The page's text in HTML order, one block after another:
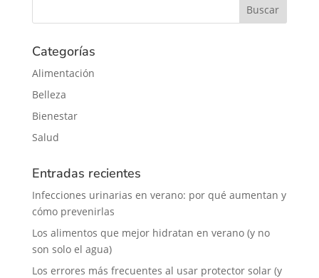
Categorías
Alimentación
Belleza
Bienestar
Salud
Entradas recientes
Infecciones urinarias en verano: por qué aumentan y
cómo prevenirlas
Los alimentos que mejor hidratan en verano (y no
son solo el agua)
Los errores más frecuentes al usar protector solar (y